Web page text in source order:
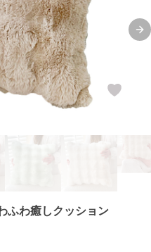
ふわ癒しクッション